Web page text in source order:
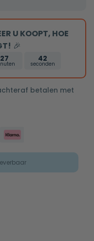
U KOOPT, HOE
🎉
27 42
seconden
betalen met